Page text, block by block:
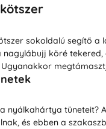
sokoldalú segítő
nagylábujj köré
a nyálkahártya
és ebben a